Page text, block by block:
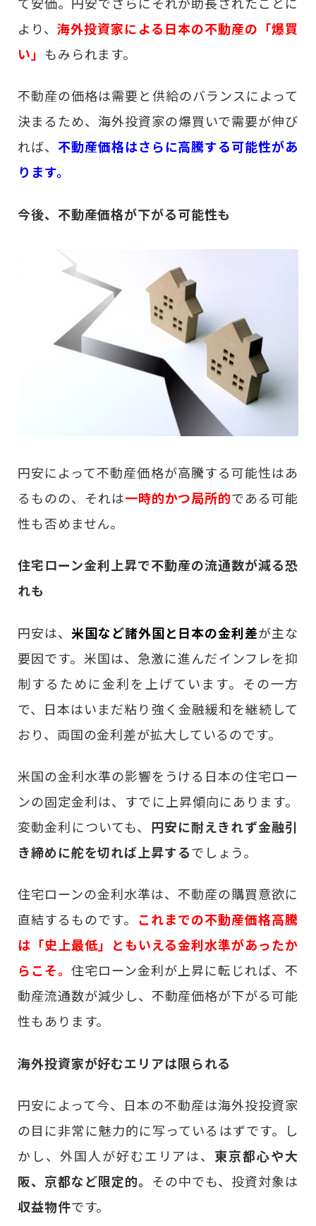
より、海外投資家による日本の不動産の「爆買
い」 もみられます。
不動産の価格は需要と供給のバランスによって
決まるため、海外投資家の爆買いで需要が伸び
れば、 不動産価格はさらに高騰する可能性があ
ります。
今後、不動産価格が下がる可能性も
円安によって不動産価格が高騰する可能性はあ
るものの、それは一時的かつ局所的である可能
性も否めません。
住宅ローン金利上昇で不動産の流通数が減る恐
れも
円安は、 米国など諸外国と日本の金利差が主な
要因です。米国は、急激に進んだインフレを抑
制するために金利を上げています。その一方
で、日本はいまだ粘り強く金融緩和を継続して
おり、両国の金利差が拡大しているのです。
米国の金利水準の影響をうける日本の住宅ロー
ンの固定金利は、すでに上昇傾向にあります。
変動金利についても、 円安に耐えきれず金融引
き締めに舵を切れば上昇するでしょう。
住宅ローンの金利水準は、不動産の購買意欲に
直結するものです。 これまでの不動産価格高騰
は「史上最低」ともいえる金利水準があったか
らこそ。住宅ローン金利が上昇に転じれば、不
動産流通数が減少し、不動産価格が下がる可能
性もあります。
海外投資家が好むエリアは限られる
円安によって今、日本の不動産は海外投投資家
の目に非常に魅力的に写っているはずです。し
かし、外国人が好むエリアは、 東京都心や大
阪、京都など限定的。 その中でも、投資対象は
収益物件です。